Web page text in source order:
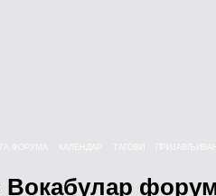
КАЛЕНДАР
Вокабулар